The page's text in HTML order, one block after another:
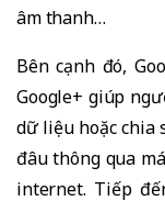
âm thanh…
Bên cạnh đó,
Google+ giúp
dữ liệu hoặc chia
đâu thông qua
internet. Tiếp